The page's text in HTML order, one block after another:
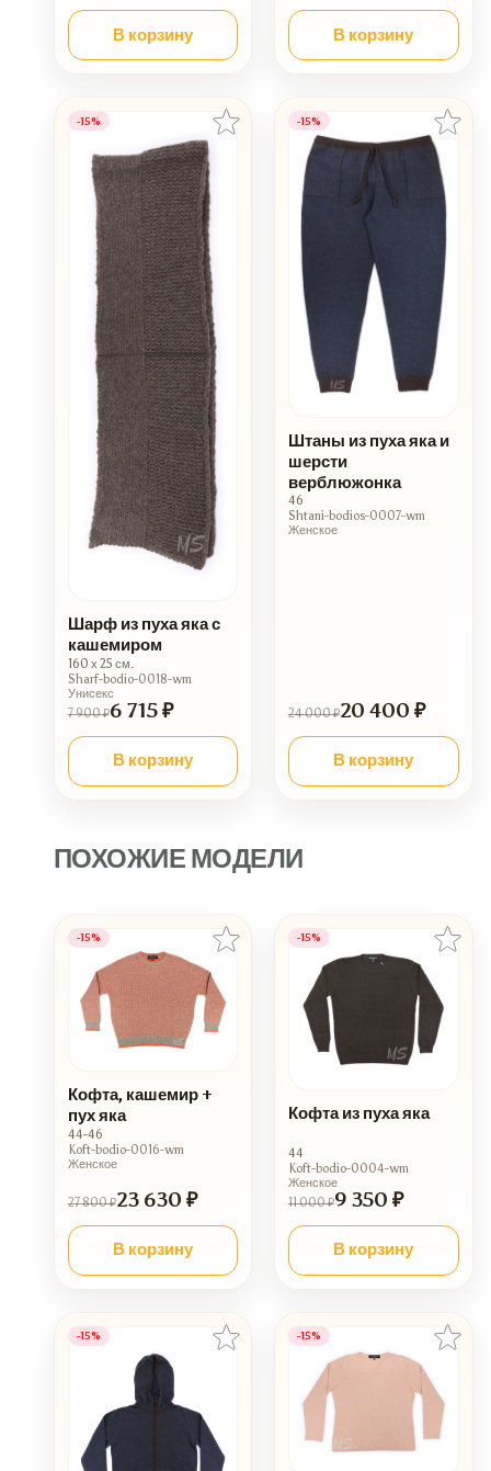
В корзину В корзину
Шарф из пуха яка с
кашемиром
160 х 25 см.
Sharf-bodio-0018-wm
Унисекс
7 900 ₽6 715 ₽
В корзину
-15%
Штаны из пуха яка и
шерсти
верблюжонка
46
Shtani-bodios-0007-wm
Женское
24 000 ₽20 400 ₽
В корзину
-15%
ПОХОЖИЕ МОДЕЛИ
Кофта, кашемир +
пух яка
44-46
Koft-bodio-0016-wm
Женское
27 800 ₽23 630 ₽
В корзину
-15%
Кофта из пуха яка
44
Koft-bodio-0004-wm
Женское
11 000 ₽9 350 ₽
В корзину
-15%
-15% -15%